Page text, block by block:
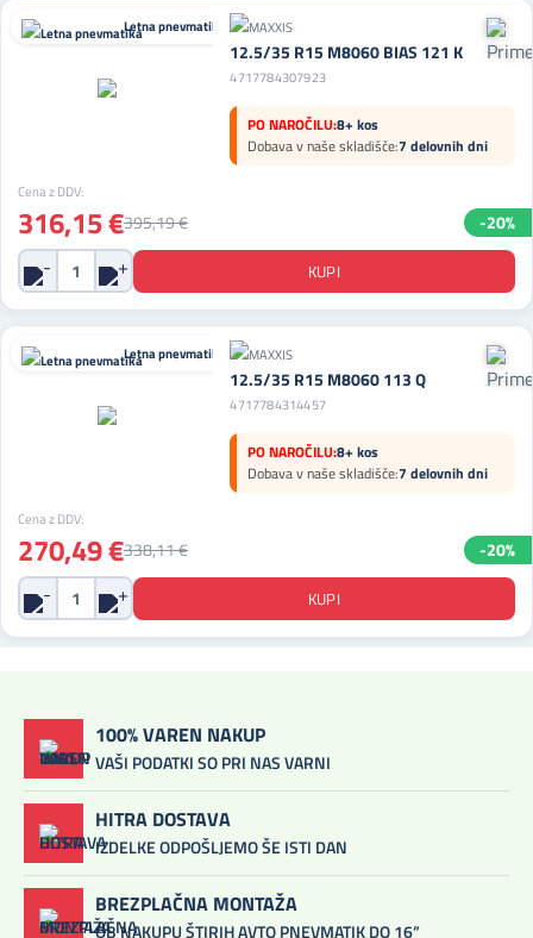
Letna pnevmatika
12.5/35 R15 M8060 BIAS 121 K
4717784307923
PO NAROČILU:8+ kos
Dobava v naše skladišče:7 delovnih dni
Cena z DDV:
316,15 €395,19 € -20%
Letna pnevmatika
12.5/35 R15 M8060 113 Q
4717784314457
PO NAROČILU:8+ kos
Dobava v naše skladišče:7 delovnih dni
Cena z DDV:
270,49 €338,11 € -20%
100% VAREN NAKUP
VAŠI PODATKI SO PRI NAS VARNI
HITRA DOSTAVA
IZDELKE ODPOŠLJEMO ŠE ISTI DAN
BREZPLAČNA MONTAŽA
OB NAKUPU ŠTIRIH AVTO PNEVMATIK DO 16”